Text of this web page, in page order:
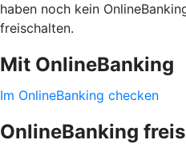
haben noch kein
freischalten.
Mit OnlineBanking
Im OnlineBanking checken
OnlineBanking